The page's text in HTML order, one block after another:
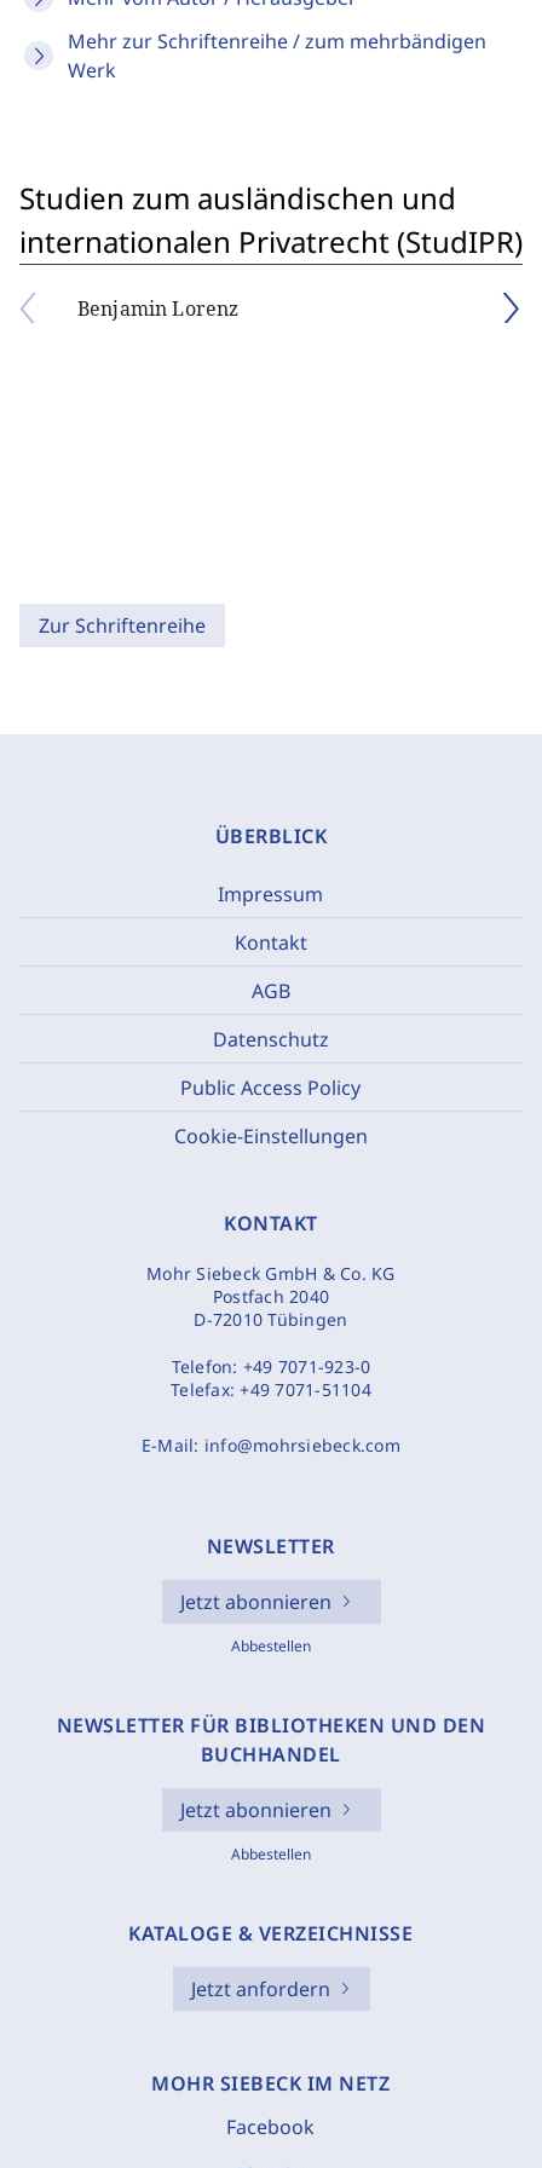
Mehr zur Schriftenreihe / zum mehrbändigen
Werk
Studien zum ausländischen und
internationalen Privatrecht (StudIPR)
Benjamin Lorenz
Zur Schriftenreihe
ÜBERBLICK
Impressum
Kontakt
AGB
Datenschutz
Public Access Policy
Cookie-Einstellungen
KONTAKT
Mohr Siebeck GmbH & Co. KG
Postfach 2040
D-72010 Tübingen
Telefon: +49 7071-923-0
Telefax:+49 7071-51104
E-Mail: info@mohrsiebeck.com
NEWSLETTER
Jetzt abonnieren
Abbestellen
NEWSLETTER FÜR BIBLIOTHEKEN UND DEN
BUCHHANDEL
Jetzt abonnieren
Abbestellen
KATALOGE & VERZEICHNISSE
Jetzt anfordern
MOHR SIEBECK IM NETZ
Facebook